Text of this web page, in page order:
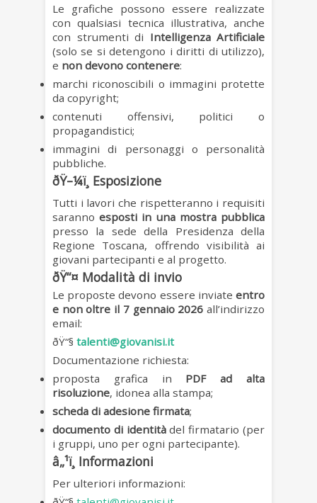
Le grafiche possono essere realizzate
con qualsiasi tecnica illustrativa, anche
con strumenti di Intelligenza Artificiale
(solo se si detengono i diritti di utilizzo),
e non devono contenere:
marchi riconoscibili o immagini protette
da copyright;
contenuti offensivi, politici o
propagandistici;
immagini di personaggi o personalità
pubbliche.
ðŸ–¼ï¸ Esposizione
Tutti i lavori che rispetteranno i requisiti
sarannoesposti in una mostra pubblica
presso la sede della Presidenza della
Regione Toscana, offrendo visibilità ai
giovani partecipanti e al progetto.
ðŸ“¤ Modalità di invio
Le proposte devono essere inviate entro
e non oltre il 7 gennaio 2026 all’indirizzo
email:
ðŸ“§ talenti@giovanisi.it
Documentazione richiesta:
proposta grafica in PDF ad alta
risoluzione, idonea alla stampa;
scheda di adesione firmata;
documento di identitàdel firmatario (per
i gruppi, uno per ogni partecipante).
â„¹ï¸ Informazioni
Per ulteriori informazioni: